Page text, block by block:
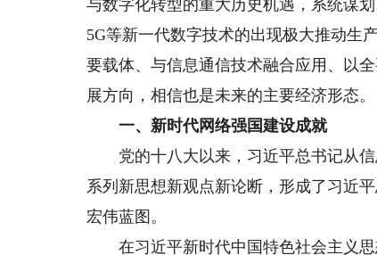
与数字化转型的重大历史机遇，系统谋
5G等新一代数字技术的出现极大推动生
要载体、与信息通信技术融合应用、以
展方向，相信也是未来的主要经济形态。
一、新时代网络强国建设成就
党的十八大以来，习近平总书记从信
系列新思想新观点新论断，形成了习近
宏伟蓝图。
在习近平新时代中国特色社会主义思